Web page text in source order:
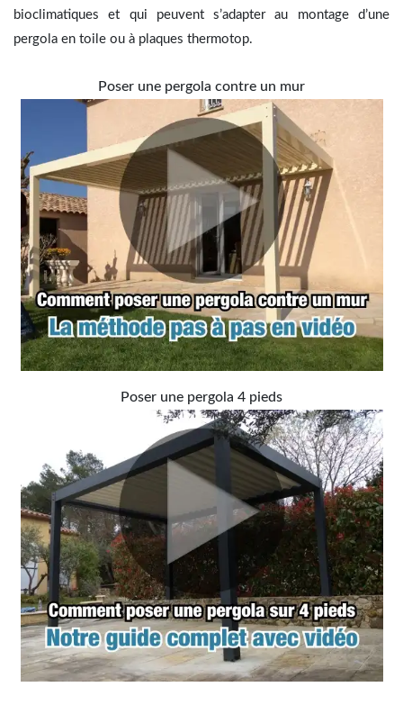
bioclimatiques et qui peuvent s’adapter au montage d’une
pergola en toile ou à plaques thermotop.
Poser une pergola contre un mur
Poser une pergola 4 pieds